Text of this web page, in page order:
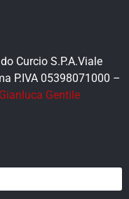
Curcio S.P.A.Viale
P.IVA 05398071000 –
Gianluca Gentile